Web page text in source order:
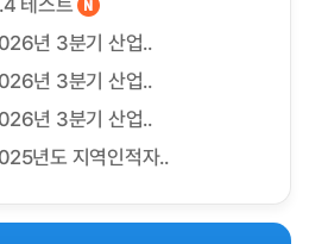
년 3분기 산업..
년 3분기 산업..
년 3분기 산업..
년도 지역인적자..